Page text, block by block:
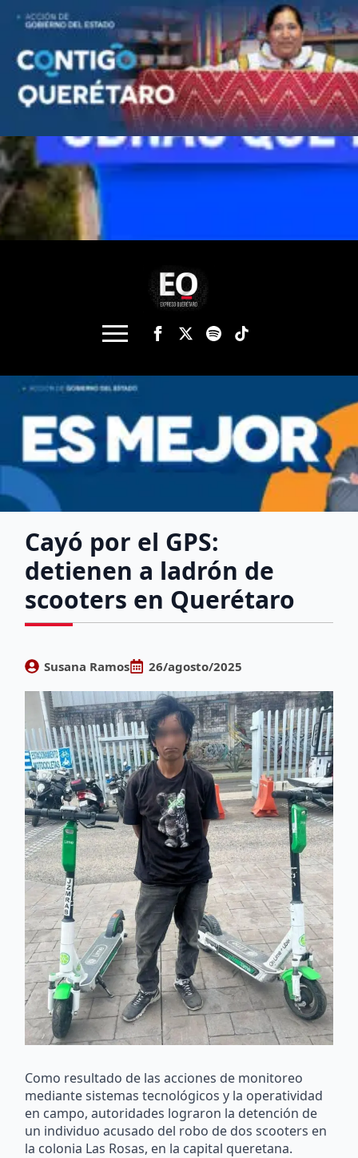
Cayó por el GPS:
detienen a ladrón de
scooters en Querétaro
Susana Ramos 26/agosto/2025
Como resultado de las acciones de monitoreo
mediante sistemas tecnológicos y la operatividad
en campo, autoridades lograron la detención de
un individuo acusado del robo de dos scooters en
la colonia Las Rosas, en la capital queretana.